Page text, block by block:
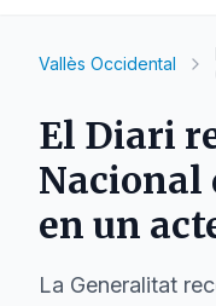
Vallès Occidental
El Diari
Nacional
en un
La Generalitat